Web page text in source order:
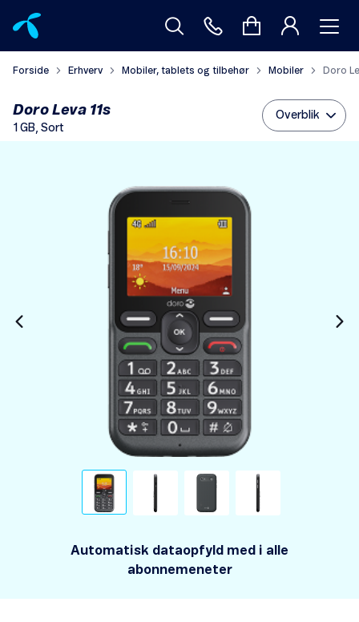
Forside Erhverv Mobiler, tablets og tilbehør Mobiler Doro
Doro Leva 11s
1 GB, Sort
Overblik
Automatisk dataopfyld med i alle
abonnemeneter